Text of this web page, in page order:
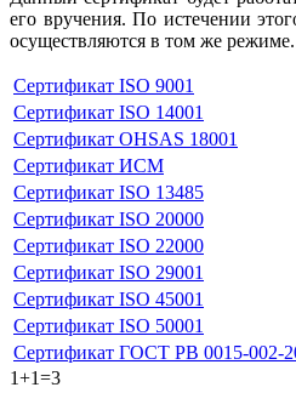
его вручения. По истечении
осуществляются в том же режиме.
Сертификат ISO 9001
Сертификат ISO 14001
Сертификат OHSAS 18001
Сертификат ИСМ
Сертификат ISO 13485
Сертификат ISO 20000
Сертификат ISO 22000
Сертификат ISO 29001
Сертификат ISO 45001
Сертификат ISO 50001
Сертификат ГОСТ РВ 0015-002-
1+1=3